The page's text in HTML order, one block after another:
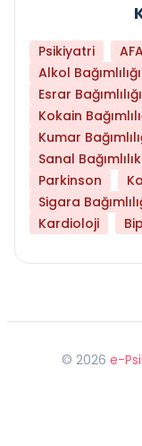
Psikiyatri
Alkol Bağımlılığı
Esrar Bağımlılığı
Kokain
Kumar
Sanal Bağımlılık
Parkinson
Sigara
Kardioloji
© 2026 e-